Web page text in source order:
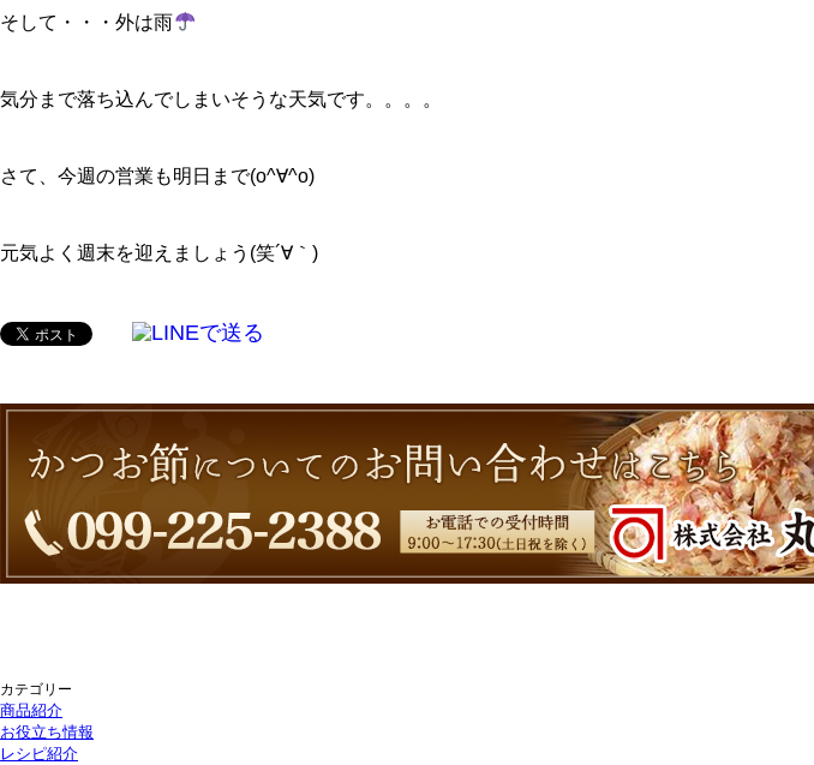
そして・・・外は雨
気分まで落ち込んでしまいそうな天気です。。。。
さて、今週の営業も明日まで(o^∀^o)
元気よく週末を迎えましょう(笑´∀｀)
カテゴリー
商品紹介
お役立ち情報
レシピ紹介